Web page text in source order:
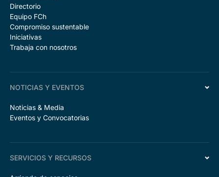
Directorio
Equipo FCh
Compromiso sustentable
Iniciativas
Trabaja con nosotros
NOTICIAS Y EVENTOS
Noticias & Media
Eventos y Convocatorias
SERVICIOS Y RECURSOS